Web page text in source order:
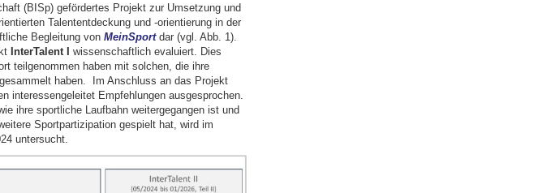
(BISp) gefördertes Projekt zur Umsetzung und
Talententdeckung und -orientierung in der
Begleitung von MeinSportdar (vgl. Abb. 1).
InterTalent I wissenschaftlich evaluiert. Dies
teilgenommen haben mit solchen, die ihre
haben. Im Anschluss an das Projekt
interessengeleitet Empfehlungen ausgesprochen.
ihre sportliche Laufbahn weitergegangen ist und
Sportpartizipation gespielt hat, wird im
untersucht.